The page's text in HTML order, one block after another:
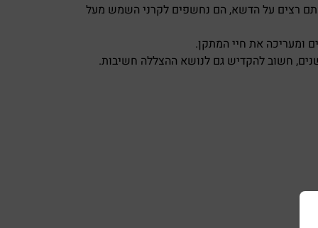
רצים על הדשא, הם נחשפים לקרני השמש מעל
ומעריכה את חיי המתקן.
חשוב להקדיש גם לנושא ההצללה חשיבות.